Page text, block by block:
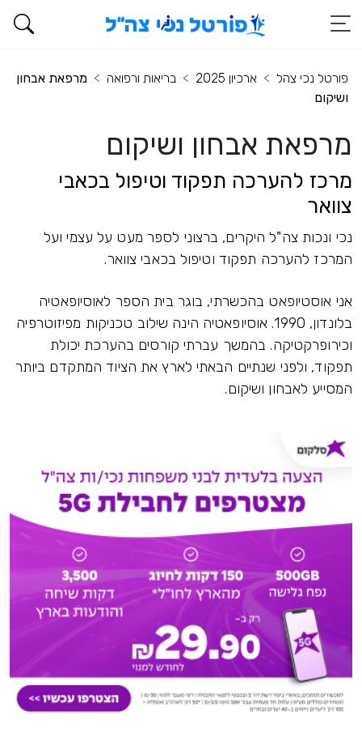
פורטל נכי צהל ארכיון 2025 בריאות ורפואה
מרפאת אבחון
ושיקום
מרפאת אבחון ושיקום
מרכז להערכה תפקוד וטיפול בכאבי
צוואר
נכי ונכות צה"ל היקרים, ברצוני לספר מעט על עצמי ועל
המרכז להערכה תפקוד וטיפול בכאבי צוואר.
אני אוסטיופאט בהכשרתי, בוגר בית הספר לאוסיופאטיה
בלונדון, 1990. אוסיופאטיה הינה שילוב טכניקות מפיזוטרפיה
וכירופרקטיקה. בהמשך עברתי קורסים בהערכת יכולת
תפקוד, ולפני שנתיים הבאתי לארץ את הציוד המתקדם ביותר
המסייע לאבחון ושיקום.